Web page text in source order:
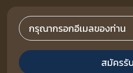
สมัครรั